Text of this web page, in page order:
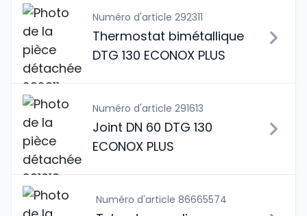
Numéro d'article 292311
Thermostat bimétallique
DTG 130 ECONOX PLUS
Numéro d'article 291613
Joint DN 60 DTG 130
ECONOX PLUS
Numéro d'article 86665574